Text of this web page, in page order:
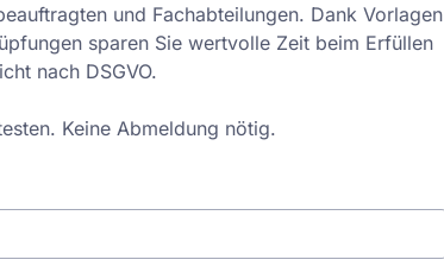
und Fachabteilungen. Dank Vorlagen
sparen Sie wertvolle Zeit beim Erfüllen
nach DSGVO.
Keine Abmeldung nötig.